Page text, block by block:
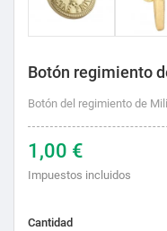
Botón regimiento
Botón del regimiento de
1,00 €
Impuestos incluidos
Cantidad